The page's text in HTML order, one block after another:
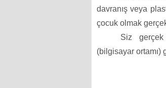
davranış veya
çocuk olmak
Siz
(bilgisayar ortamı)